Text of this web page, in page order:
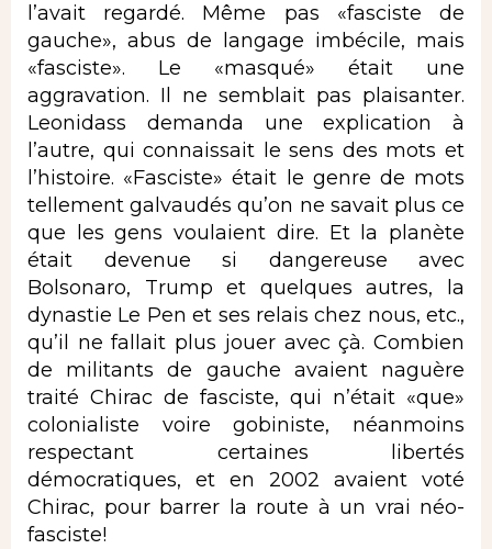
l’avait regardé. Même pas «fasciste de
gauche», abus de langage imbécile, mais
«fasciste». Le «masqué» était une
aggravation. Il ne semblait pas plaisanter.
Leonidass demanda une explication à
l’autre, qui connaissait le sens des mots et
l’histoire. «Fasciste» était le genre de mots
tellement galvaudés qu’on ne savait plus ce
que les gens voulaient dire. Et la planète
était devenue si dangereuse avec
Bolsonaro, Trump et quelques autres, la
dynastie Le Pen et ses relais chez nous, etc.,
qu’il ne fallait plus jouer avec çà. Combien
de militants de gauche avaient naguère
traité Chirac de fasciste, qui n’était «que»
colonialiste voire gobiniste, néanmoins
respectant certaines libertés
démocratiques, et en 2002 avaient voté
Chirac, pour barrer la route à un vrai néo-
fasciste!